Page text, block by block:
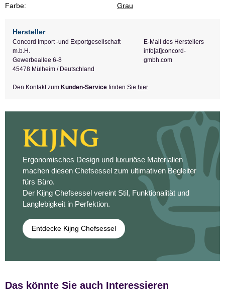
Farbe: Grau
Hersteller
Concord Import -und Exportgesellschaft
m.b.H.
Gewerbeallee 6-8
45478 Mülheim / Deutschland
E-Mail des Herstellers
info[at]concord-
gmbh.com
Den Kontakt zum Kunden-Service finden Sie hier
Ergonomisches Design und luxuriöse Materialien
machen diesen Chefsessel zum ultimativen Begleiter
fürs Büro.
Der Kijng Chefsessel vereint Stil, Funktionalität und
Langlebigkeit in Perfektion.
Entdecke Kijng Chefsessel
Das könnte Sie auch Interessieren